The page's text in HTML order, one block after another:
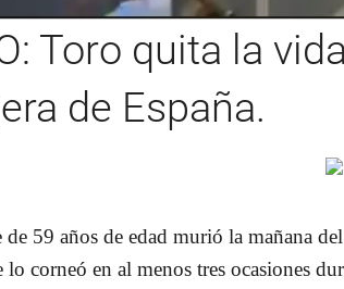
Toro quita la
de España.
de 59 años de edad murió la mañana
lo corneó en al menos tres ocasiones